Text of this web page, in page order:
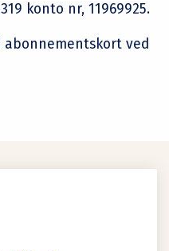
konto nr, 11969925.
ved